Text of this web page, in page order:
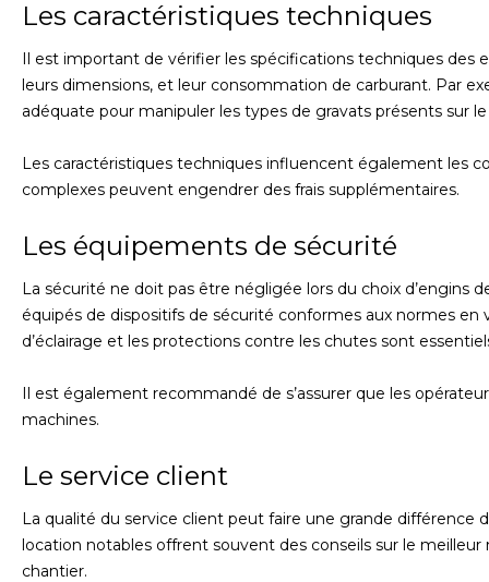
Les caractéristiques techniques
Il est important de vérifier les spécifications techniques des
leurs dimensions, et leur consommation de carburant. Par
adéquate pour manipuler les types de gravats présents sur
Les caractéristiques techniques influencent également les
complexes peuvent engendrer des frais supplémentaires.
Les équipements de sécurité
La sécurité ne doit pas être négligée lors du choix d’engins
équipés de dispositifs de sécurité conformes aux normes
d’éclairage et les protections contre les chutes sont
Il est également recommandé de s’assurer que les
machines.
Le service client
La qualité du service client peut faire une grande différence
location notables offrent souvent des conseils sur le
chantier.